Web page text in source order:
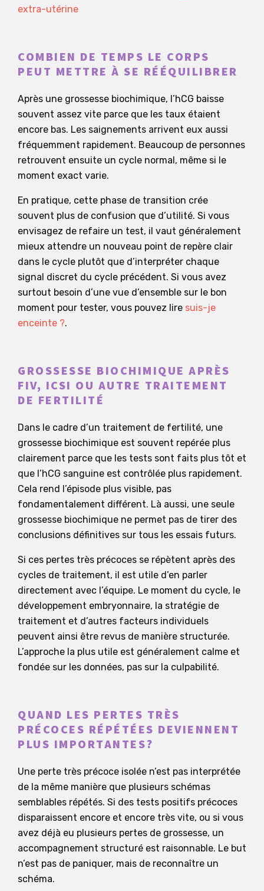
extra-utérine
COMBIEN DE TEMPS LE CORPS
PEUT METTRE À SE RÉÉQUILIBRER
Après une grossesse biochimique, l’hCG baisse
souvent assez vite parce que les taux étaient
encore bas. Les saignements arrivent eux aussi
fréquemment rapidement. Beaucoup de personnes
retrouvent ensuite un cycle normal, même si le
moment exact varie.
En pratique, cette phase de transition crée
souvent plus de confusion que d’utilité. Si vous
envisagez de refaire un test, il vaut généralement
mieux attendre un nouveau point de repère clair
dans le cycle plutôt que d’interpréter chaque
signal discret du cycle précédent. Si vous avez
surtout besoin d’une vue d’ensemble sur le bon
moment pour tester, vous pouvez lire suis-je
enceinte ?.
GROSSESSE BIOCHIMIQUE APRÈS
FIV, ICSI OU AUTRE TRAITEMENT
DE FERTILITÉ
Dans le cadre d’un traitement de fertilité, une
grossesse biochimique est souvent repérée plus
clairement parce que les tests sont faits plus tôt et
que l’hCG sanguine est contrôlée plus rapidement.
Cela rend l’épisode plus visible, pas
fondamentalement différent. Là aussi, une seule
grossesse biochimique ne permet pas de tirer des
conclusions définitives sur tous les essais futurs.
Si ces pertes très précoces se répètent après des
cycles de traitement, il est utile d’en parler
directement avec l’équipe. Le moment du cycle, le
développement embryonnaire, la stratégie de
traitement et d’autres facteurs individuels
peuvent ainsi être revus de manière structurée.
L’approche la plus utile est généralement calme et
fondée sur les données, pas sur la culpabilité.
QUAND LES PERTES TRÈS
PRÉCOCES RÉPÉTÉES DEVIENNENT
PLUS IMPORTANTES?
Une perte très précoce isolée n’est pas interprétée
de la même manière que plusieurs schémas
semblables répétés. Si des tests positifs précoces
disparaissent encore et encore très vite, ou si vous
avez déjà eu plusieurs pertes de grossesse, un
accompagnement structuré est raisonnable. Le but
n’est pas de paniquer, mais de reconnaître un
schéma.